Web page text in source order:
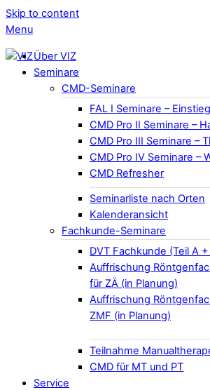
Skip to content
Menu
Über VIZ
Seminare
CMD-Seminare
FAL I Seminare –
CMD Pro II Seminare –
CMD Pro III Seminare –
CMD Pro IV Seminare –
CMD Refresher
Seminarliste nach Orten
Kalenderansicht
Fachkunde-Seminare
DVT Fachkunde (Teil A
Auffrischung
für ZÄ (in Planung)
Auffrischung
ZMF (in Planung)
Teilnahme
CMD für MT und PT
Service